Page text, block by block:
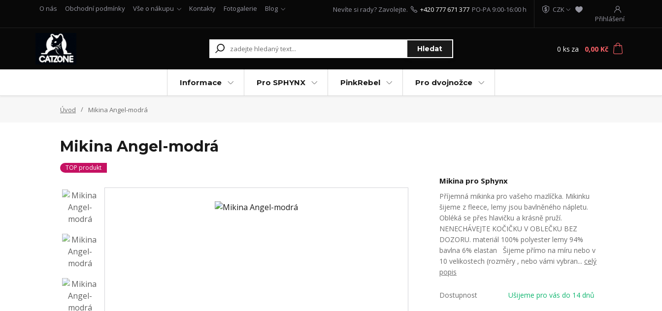
O nás Obchodní podmínky Vše o nákupu Kontakty Fotogalerie Blog
CZK
Přihlášení
Hledat
Nevíte si rady? Zavolejte. +420 777 671 377 PO-PA 9:00-16:00 h
0 ks za 0,00 Kč
Informace Pro SPHYNX PinkRebel Pro dvojnožce
Úvod Mikina Angel-modrá
Mikina Angel-modrá
TOP produkt
Mikina pro Sphynx
Příjemná mikinka pro vašeho mazlíčka. Mikinku
šijeme z fleece, lemy jsou bavlněného nápletu.
Obléká se přes hlavičku a krásně pruží.
NENECHÁVEJTE KOČIČKU V OBLEČKU BEZ
DOZORU. materiál 100% polyester lemy 94%
bavlna 6% elastan Šijeme přímo na míru nebo v
10 velikostech (rozměry , nebo vámi vybran... celý
popis
Dostupnost Ušijeme pro vás do 14 dnů